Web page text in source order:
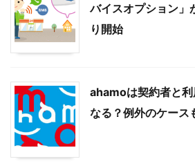
バイスオプション」
り開始
ahamoは契約者と
なる？例外のケース